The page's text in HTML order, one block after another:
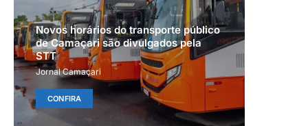
Novos horários do transporte público
de Camaçari são divulgados pela
STT
Jornal Camaçari
CONFIRA